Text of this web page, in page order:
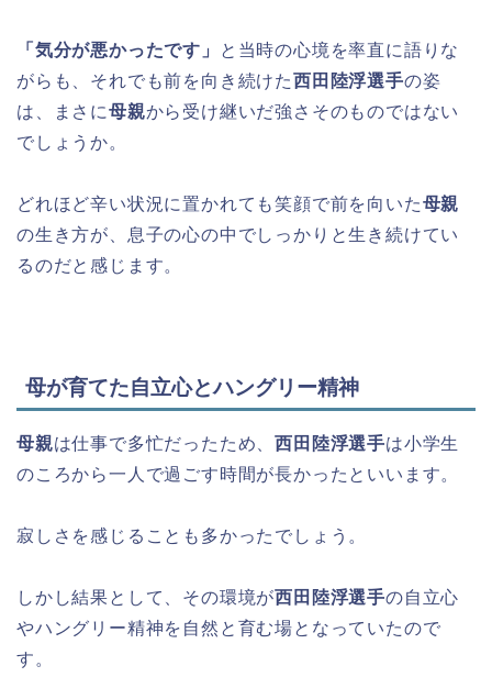
「気分が悪かったです」
と当時の心境を率直に語りな
がらも、それでも前を向き続けた西田陸浮選手の姿
は、まさに母親から受け継いだ強さそのものではない
でしょうか。
どれほど辛い状況に置かれても笑顔で前を向いた母親
の生き方が、息子の心の中でしっかりと生き続けてい
るのだと感じます。
母が育てた自立心とハングリー精神
母親は仕事で多忙だったため、西田陸浮選手は小学生
のころから一人で過ごす時間が長かったといいます。
寂しさを感じることも多かったでしょう。
しかし結果として、その環境が西田陸浮選手の自立心
やハングリー精神を自然と育む場となっていたので
す。